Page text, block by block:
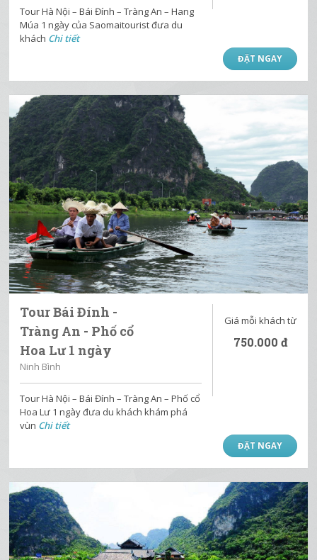
Tour Hà Nội – Bái Đính – Tràng An – Hang
Múa 1 ngày của Saomaitourist đưa du
khách Chi tiết
ĐẶT NGAY
Tour Bái Đính -
Tràng An - Phố cổ
Hoa Lư 1 ngày
Ninh Bình
Giá mỗi khách từ
750.000 đ
Tour Hà Nội – Bái Đính – Tràng An – Phố cổ
Hoa Lư 1 ngày đưa du khách khám phá
vùn Chi tiết
ĐẶT NGAY